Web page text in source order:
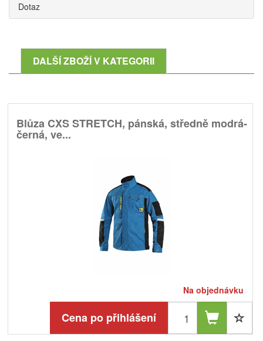
Dotaz
DALŠÍ ZBOŽÍ V KATEGORII
Blůza CXS STRETCH, pánská, středně modrá-
černá, ve...
Na objednávku
Cena po přihlášení